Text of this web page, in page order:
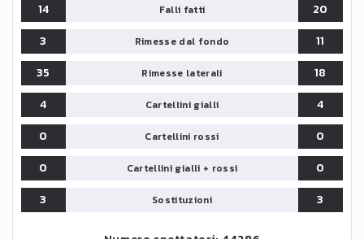
14
Falli fatti
20
3
Rimesse dal fondo
11
35
Rimesse laterali
18
4
Cartellini gialli
4
0
Cartellini rossi
0
0
Cartellini gialli + rossi
0
3
Sostituzioni 3